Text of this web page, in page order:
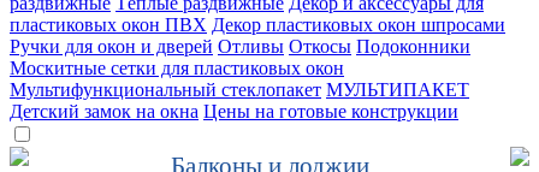
пластиковых окон ПВХ Декор пластиковых окон шпросами
Ручки для окон и дверей Отливы Откосы Подоконники
Москитные сетки для пластиковых окон
Мультифункциональный стеклопакет МУЛЬТИПАКЕТ
Детский замок на окна Цены на готовые конструкции
Балконы и лоджии